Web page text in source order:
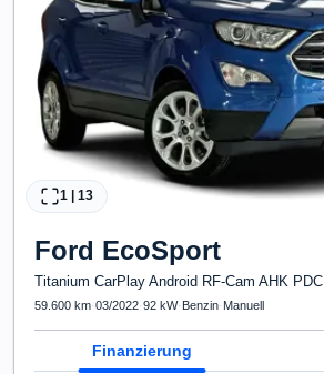
1 13
Ford EcoSport
Titanium CarPlay Android RF-Cam AHK PDC
59.600 km·03/2022·92 kW· Benzin· Manuell
Finanzierung